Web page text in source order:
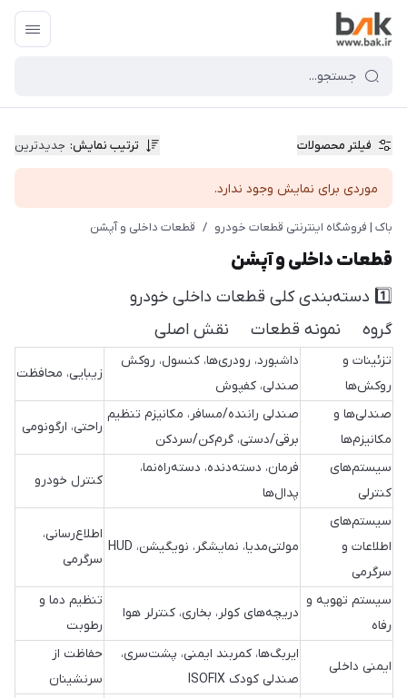
فیلتر محصولات ترتیب نمایش: جدیدترین
موردی برای نمایش وجود ندارد.
باک | فروشگاه اینترنتی قطعات خودرو / قطعات داخلی و آپشن
قطعات داخلی و آپشن
1️⃣ دسته‌بندی کلی قطعات داخلی خودرو
گروه نمونه قطعات نقش اصلی
تزئینات و
روکش‌ها
داشبورد، رودری‌ها، کنسول، روکش
صندلی، کفپوش
زیبایی، محافظت
صندلی‌ها و
مکانیزم‌ها
صندلی راننده/مسافر، مکانیزم تنظیم
برقی/دستی، گرم‌کن/سرد‌کن
راحتی، ارگونومی
سیستم‌های
کنترلی
فرمان، دسته‌دنده، دسته‌راه‌نما،
پدال‌ها
کنترل خودرو
سیستم‌های
اطلاعات و
سرگرمی
مولتی‌مدیا، نمایشگر، نویگیشن، HUD
اطلاع‌رسانی،
سرگرمی
سیستم تهویه و
رفاه
دریچه‌های کولر، بخاری، کنترلر هوا
تنظیم دما و
رطوبت
ایمنی داخلی
ایربگ‌ها، کمربند ایمنی، پشت‌سری،
صندلی کودک ISOFIX
حفاظت از
سرنشینان